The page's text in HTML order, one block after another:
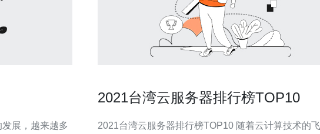
2021台湾云服务器排行榜TOP10
2021台湾云服务器排行榜TOP10 随着云计算技术的飞速发